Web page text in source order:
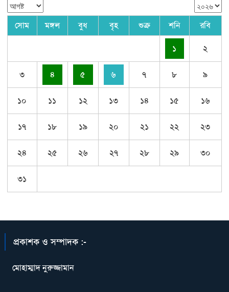
সোম মঙ্গল বুধ বৃহ শুক্র শনি রবি
১ ২
৩ ৪ ৫ ৬ ৭ ৮ ৯
১০ ১১ ১২ ১৩ ১৪ ১৫ ১৬
১৭ ১৮ ১৯ ২০ ২১ ২২ ২৩
২৪ ২৫ ২৬ ২৭ ২৮ ২৯ ৩০
৩১
প্রকাশক ও সম্পাদক :-
মোহাম্মাদ নুরুজ্জামান